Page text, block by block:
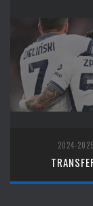
2024-2025